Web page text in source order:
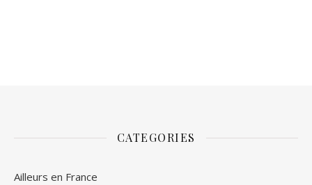
CATEGORIES
Ailleurs en France